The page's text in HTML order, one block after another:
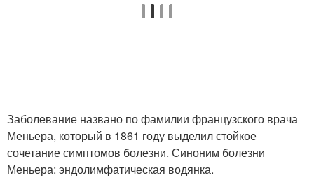
Заболевание названо по фамилии французского врача
Меньера, который в 1861 году выделил стойкое
сочетание симптомов болезни. Синоним болезни
Меньера: эндолимфатическая водянка.